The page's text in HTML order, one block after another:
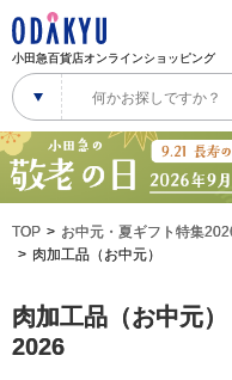
小田急百貨店オンラインショッピング
TOP お中元・夏ギフト特集
肉加工品（お中元）
肉加工品（お中元
2026